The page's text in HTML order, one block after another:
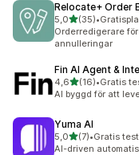
Relocate+ Order
5,0av 5 stjärnor
(35)
35 recensioner
•
Orderredigerare
annulleringar
Fin AI Agent &
4,6av 5 stjärnor
(16)
16 recensioner
•Gratis
AI byggd för att
Yuma AI
5,0av 5 stjärnor
(7)
7 recensioner totalt
•Gratis
AI-driven